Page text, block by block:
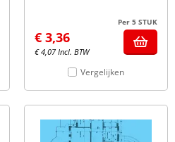
Per 5 STUK
€ 3,36
€4,07 Incl. BTW
Vergelijken